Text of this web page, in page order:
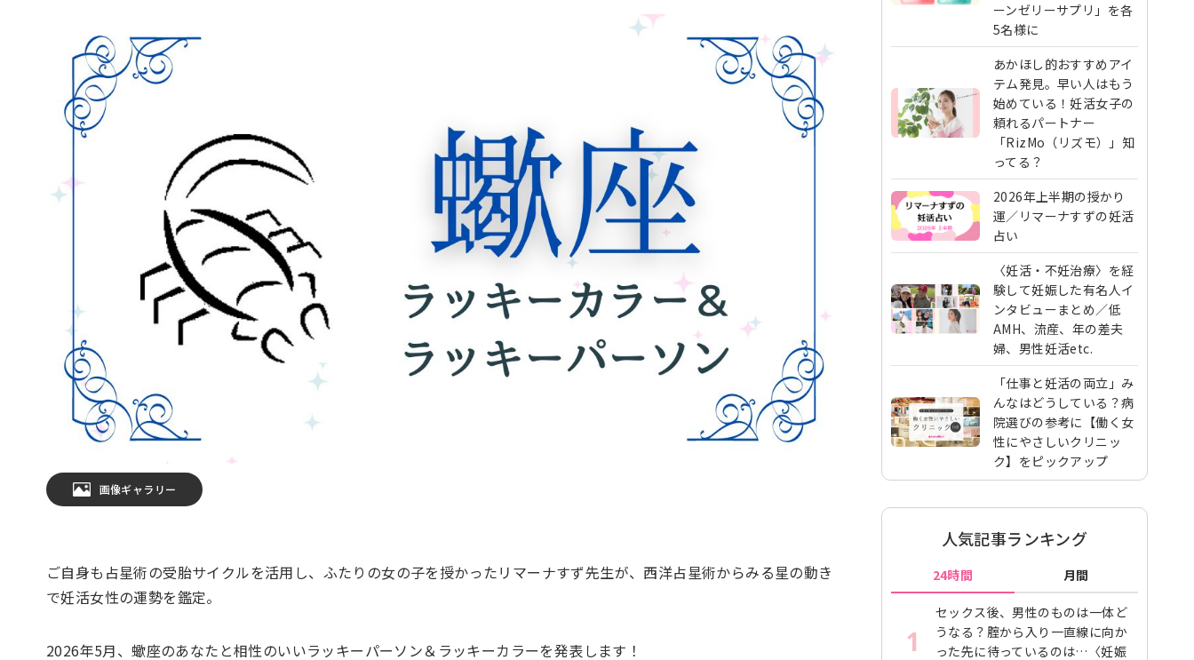
画像ギャラリー
ご自身も占星術の受胎サイクルを活用し、ふたりの女の子を授かったリマーナすず先生が、西洋占星術からみる星の動き
で妊活女性の運勢を鑑定。
2026年5月、蠍座のあなたと相性のいいラッキーパーソン＆ラッキーカラーを発表します！
ーンゼリーサプリ」を各
5名様に
あかほし的おすすめアイ
テム発見。早い人はもう
始めている！妊活女子の
頼れるパートナー
「RizMo（リズモ）」知
ってる？
2026年上半期の授かり
運／リマーナすずの妊活
占い
〈妊活・不妊治療〉を経
験して妊娠した有名人イ
ンタビューまとめ／低
AMH、流産、年の差夫
婦、男性妊活etc.
「仕事と妊活の両立」み
んなはどうしている？病
院選びの参考に【働く女
性にやさしいクリニッ
ク】をピックアップ
人気記事ランキング
24時間 月間
1
セックス後、男性のものは一体ど
うなる？腟から入り一直線に向か
った先に待っているのは…〈妊娠